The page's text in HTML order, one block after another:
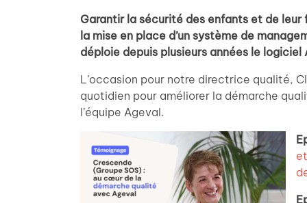
Garantir la sécurité des enfants et de leur
la mise en place d’un système de
déploie depuis plusieurs années le logiciel
L’occasion pour notre directrice qualité,
quotidien pour améliorer la démarche
l’équipe Ageval.